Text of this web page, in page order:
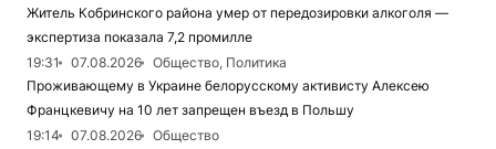
Житель Кобринского района умер от передозировки алкоголя —
экспертиза показала 7,2 промилле
19:31
07.08.2026
Общество, Политика
Проживающему в Украине белорусскому активисту Алексею
Францкевичу на 10 лет запрещен въезд в Польшу
19:14
07.08.2026
Общество